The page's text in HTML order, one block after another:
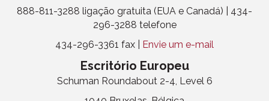
888-811-3288 ligação gratuita (EUA e Canadá) | 434-
296-3288 telefone
434-296-3361 fax | Envie um e-mail
Escritório Europeu
Schuman Roundabout 2-4, Level 6